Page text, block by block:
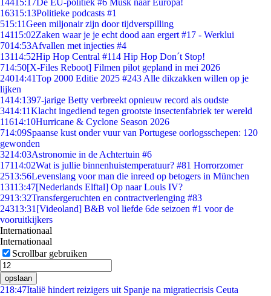
14415:17De EU-politiek #6 Musk naar Europa!
16315:13Politieke podcasts #1
515:11Geen miljonair zijn door tijdverspilling
14115:02Zaken waar je je echt dood aan ergert #17 - Werklui
7014:53Afvallen met injecties #4
13114:52Hip Hop Central #114 Hip Hop Don´t Stop!
714:50[X-Files Reboot] Filmen pilot gepland in mei 2026
24014:41Top 2000 Editie 2025 #243 Alle dikzakken willen op je
lijken
1414:1397-jarige Betty verbreekt opnieuw record als oudste
3414:11Klacht ingediend tegen grootste insectenfabriek ter wereld
11614:10Hurricane & Cyclone Season 2026
714:09Spaanse kust onder vuur van Portugese oorlogsschepen: 120
gewonden
3214:03Astronomie in de Achtertuin #6
17114:02Wat is jullie binnenhuistemperatuur? #81 Horrorzomer
2513:56Levenslang voor man die inreed op betogers in München
13113:47[Nederlands Elftal] Op naar Louis IV?
2913:32Transfergeruchten en contractverlenging #83
24313:31 [Videoland] B&B vol liefde 6de seizoen #1 voor de
vooruitkijkers
Internationaal
Internationaal
Scrollbar gebruiken
opslaan
218:47Italië hindert reizigers uit Spanje na migratiecrisis Ceuta